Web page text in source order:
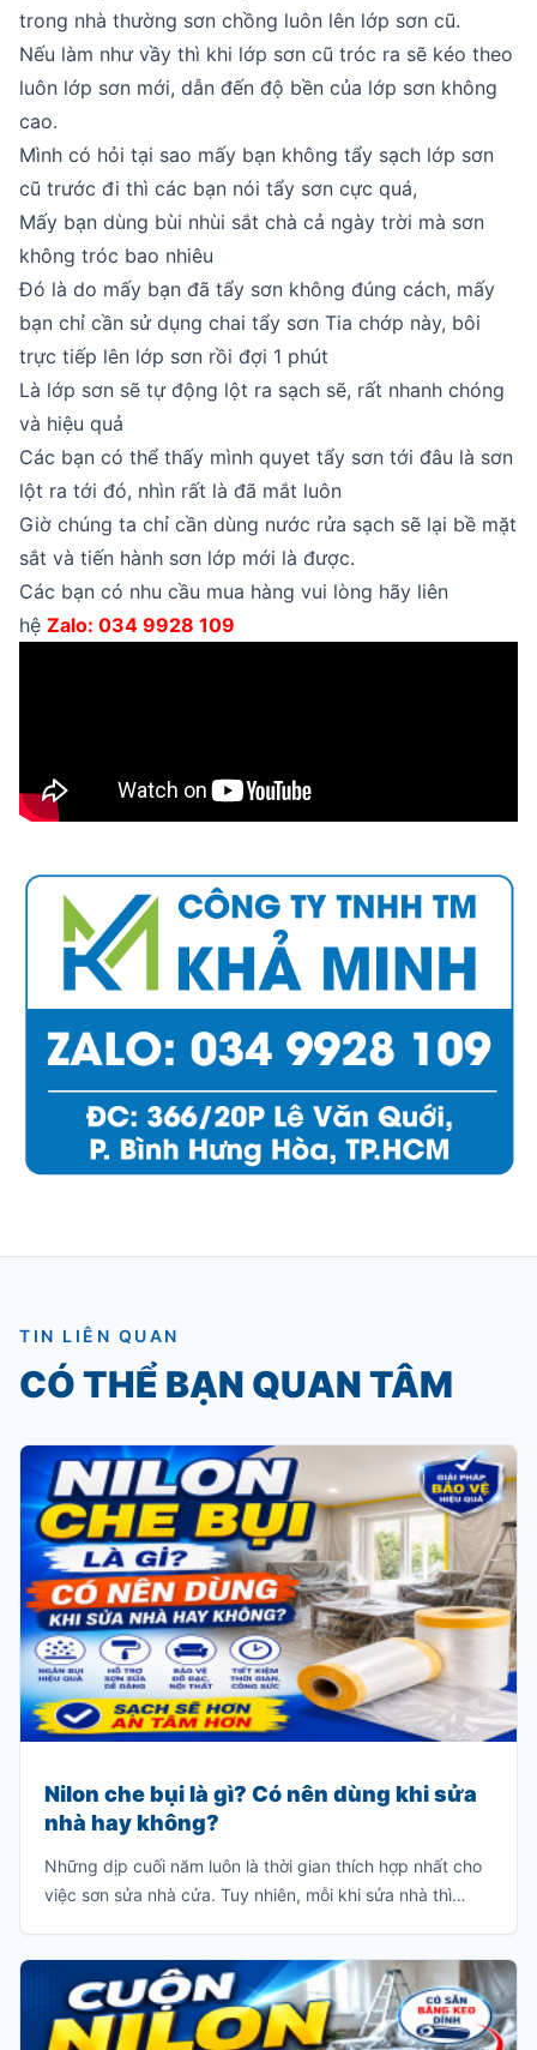
trong nhà thường sơn chồng luôn lên lớp sơn cũ.
Nếu làm như vầy thì khi lớp sơn cũ tróc ra sẽ kéo theo
luôn lớp sơn mới, dẫn đến độ bền của lớp sơn không
cao.
Mình có hỏi tại sao mấy bạn không tẩy sạch lớp sơn
cũ trước đi thì các bạn nói tẩy sơn cực quá,
Mấy bạn dùng bùi nhùi sắt chà cả ngày trời mà sơn
không tróc bao nhiêu
Đó là do mấy bạn đã tẩy sơn không đúng cách, mấy
bạn chỉ cần sử dụng chai tẩy sơn Tia chớp này, bôi
trực tiếp lên lớp sơn rồi đợi 1 phút
Là lớp sơn sẽ tự động lột ra sạch sẽ, rất nhanh chóng
và hiệu quả
Các bạn có thể thấy mình quyet tẩy sơn tới đâu là sơn
lột ra tới đó, nhìn rất là đã mắt luôn
Giờ chúng ta chỉ cần dùng nước rửa sạch sẽ lại bề mặt
sắt và tiến hành sơn lớp mới là được.
Các bạn có nhu cầu mua hàng vui lòng hãy liên
hệ Zalo: 034 9928 109
TIN LIÊN QUAN
CÓ THỂ BẠN QUAN TÂM
Nilon che bụi là gì? Có nên dùng khi sửa
nhà hay không?
Những dịp cuối năm luôn là thời gian thích hợp nhất cho
việc sơn sửa nhà cửa. Tuy nhiên, mỗi khi sửa nhà thì
v.v…